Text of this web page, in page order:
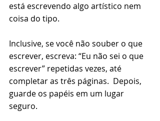
está escrevendo algo artístico nem
coisa do tipo.
Inclusive, se você não souber o que
escrever, escreva: “Eu não sei o que
escrever” repetidas vezes, até
completar as três páginas.  Depois,
guarde os papéis em um lugar
seguro.